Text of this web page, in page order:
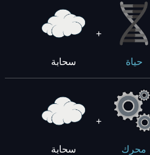
سحابة
+
حياة
سحابة
+
محرك